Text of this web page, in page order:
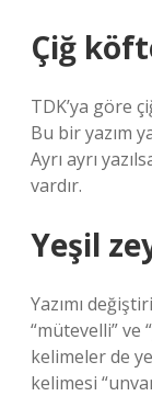
Çiğ
TDK’ya göre
Bu bir yazım
Ayrı ayrı
vardır.
Yeşil
Yazımı
“mütevelli” ve
kelimeler de
kelimesi